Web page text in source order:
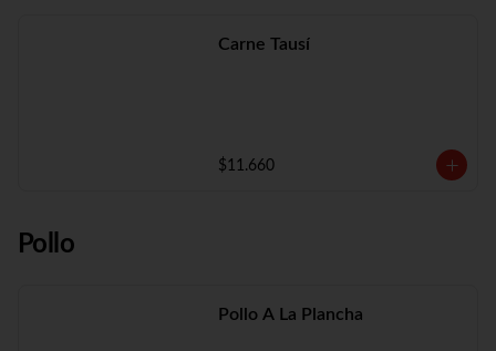
Carne Tausí
$11.660
Pollo
Pollo A La Plancha